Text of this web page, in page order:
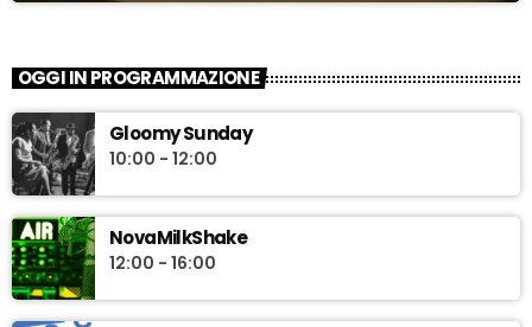
OGGI IN PROGRAMMAZIONE
Gloomy Sunday
10:00 - 12:00
NovaMilkShake
12:00 - 16:00